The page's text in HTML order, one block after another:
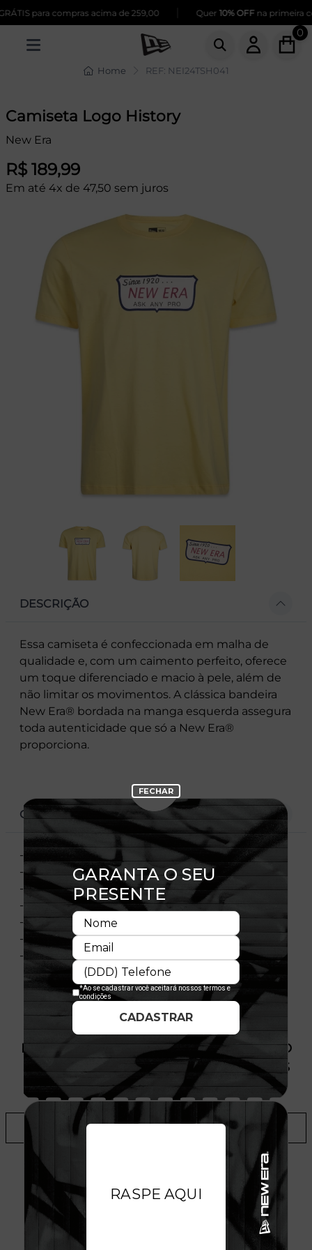
para compras acima de 259,00 Quer10% OFFna primeira
0
Home REF: NEI24TSH041
Camiseta Logo History
New Era
R$ 189,99
Em até 4x de 47,50 sem juros
DESCRIÇÃO
Essa camiseta é confeccionada em malha de
qualidade e, com um caimento perfeito, oferece
um toque diferenciado e macio à pele, além de
não limitar os movimentos. A clássica bandeira
New Era® bordada na manga esquerda assegura
toda autenticidade que só a New Era®
proporciona.
CARACTERÍSTICAS
- Gola redonda
- Manga curta
- Estampa frontal
- Flag bordada
- Material: Meia Malha
- Composição: 100% Algodão
- Licença oficial
PRODUTO SEM ESTOQUE DÍSPONÍVEL NO
SITE, CONSULTE A DISPONIBILIDADE NAS
LOJAS
ADICIONAR A LISTA DE DESEJOS
TALVEZ VOCÊ GOSTE